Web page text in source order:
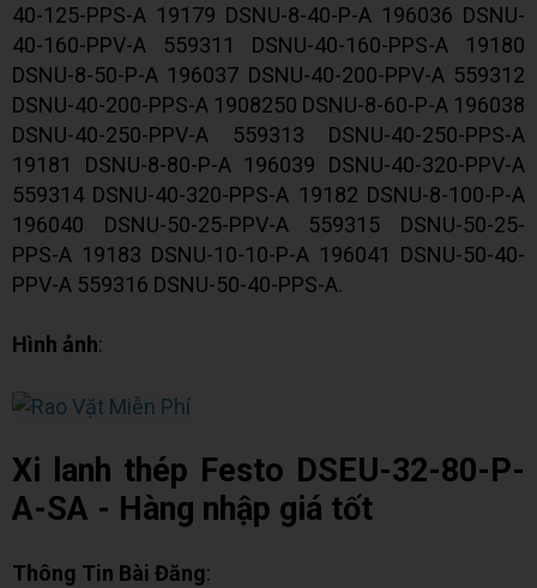
40-125-PPS-A 19179 DSNU-8-40-P-A 196036 DSNU-
40-160-PPV-A 559311 DSNU-40-160-PPS-A 19180
DSNU-8-50-P-A 196037 DSNU-40-200-PPV-A 559312
DSNU-40-200-PPS-A 1908250 DSNU-8-60-P-A 196038
DSNU-40-250-PPV-A 559313 DSNU-40-250-PPS-A
19181 DSNU-8-80-P-A 196039 DSNU-40-320-PPV-A
559314 DSNU-40-320-PPS-A 19182 DSNU-8-100-P-A
196040 DSNU-50-25-PPV-A 559315 DSNU-50-25-
PPS-A 19183 DSNU-10-10-P-A 196041 DSNU-50-40-
PPV-A 559316 DSNU-50-40-PPS-A.
Hình ảnh:
Xi lanh thép Festo DSEU-32-80-P-
A-SA - Hàng nhập giá tốt
Thông Tin Bài Đăng: